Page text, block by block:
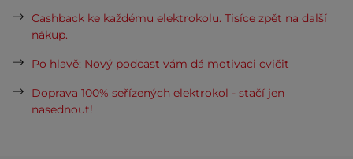
Cashback ke každému elektrokolu. Tisíce zpět na další
nákup.
Po hlavě: Nový podcast vám dá motivaci cvičit
Doprava 100% seřízených elektrokol - stačí jen
nasednout!